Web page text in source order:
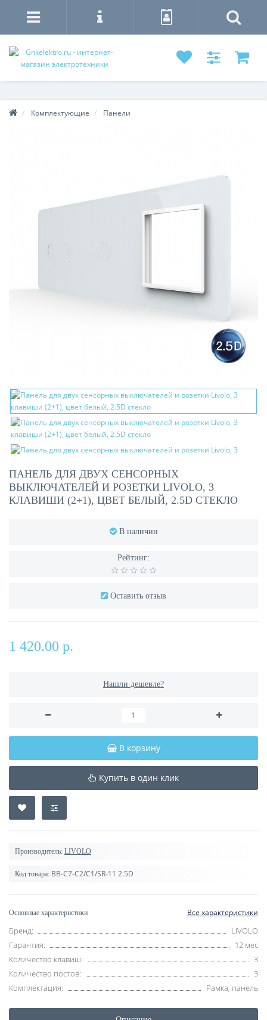
Комплектующие Панели
ПАНЕЛЬ ДЛЯ ДВУХ СЕНСОРНЫХ
ВЫКЛЮЧАТЕЛЕЙ И РОЗЕТКИ LIVOLO, 3
КЛАВИШИ (2+1), ЦВЕТ БЕЛЫЙ, 2.5D СТЕКЛО
В наличии
Рейтинг:
Оставить отзыв
1 420.00 р.
Нашли дешевле?
В корзину
Купить в один клик
Производитель: LIVOLO
Код товара: BB-C7-C2/C1/SR-11 2.5D
Основные характеристики Все характеристики
Бренд:
LIVOLO
Гарантия:
12 мес
Количество клавиш:
3
Количество постов:
3
Комплектация:
Рамка, панель